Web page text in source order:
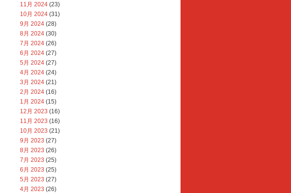
11月 2024 (23)
10月 2024 (31)
9月 2024 (28)
8月 2024 (30)
7月 2024 (26)
6月 2024 (27)
5月 2024 (27)
4月 2024 (24)
3月 2024 (21)
2月 2024 (16)
1月 2024 (15)
12月 2023 (16)
11月 2023 (16)
10月 2023 (21)
9月 2023 (27)
8月 2023 (26)
7月 2023 (25)
6月 2023 (25)
5月 2023 (27)
4月 2023 (26)